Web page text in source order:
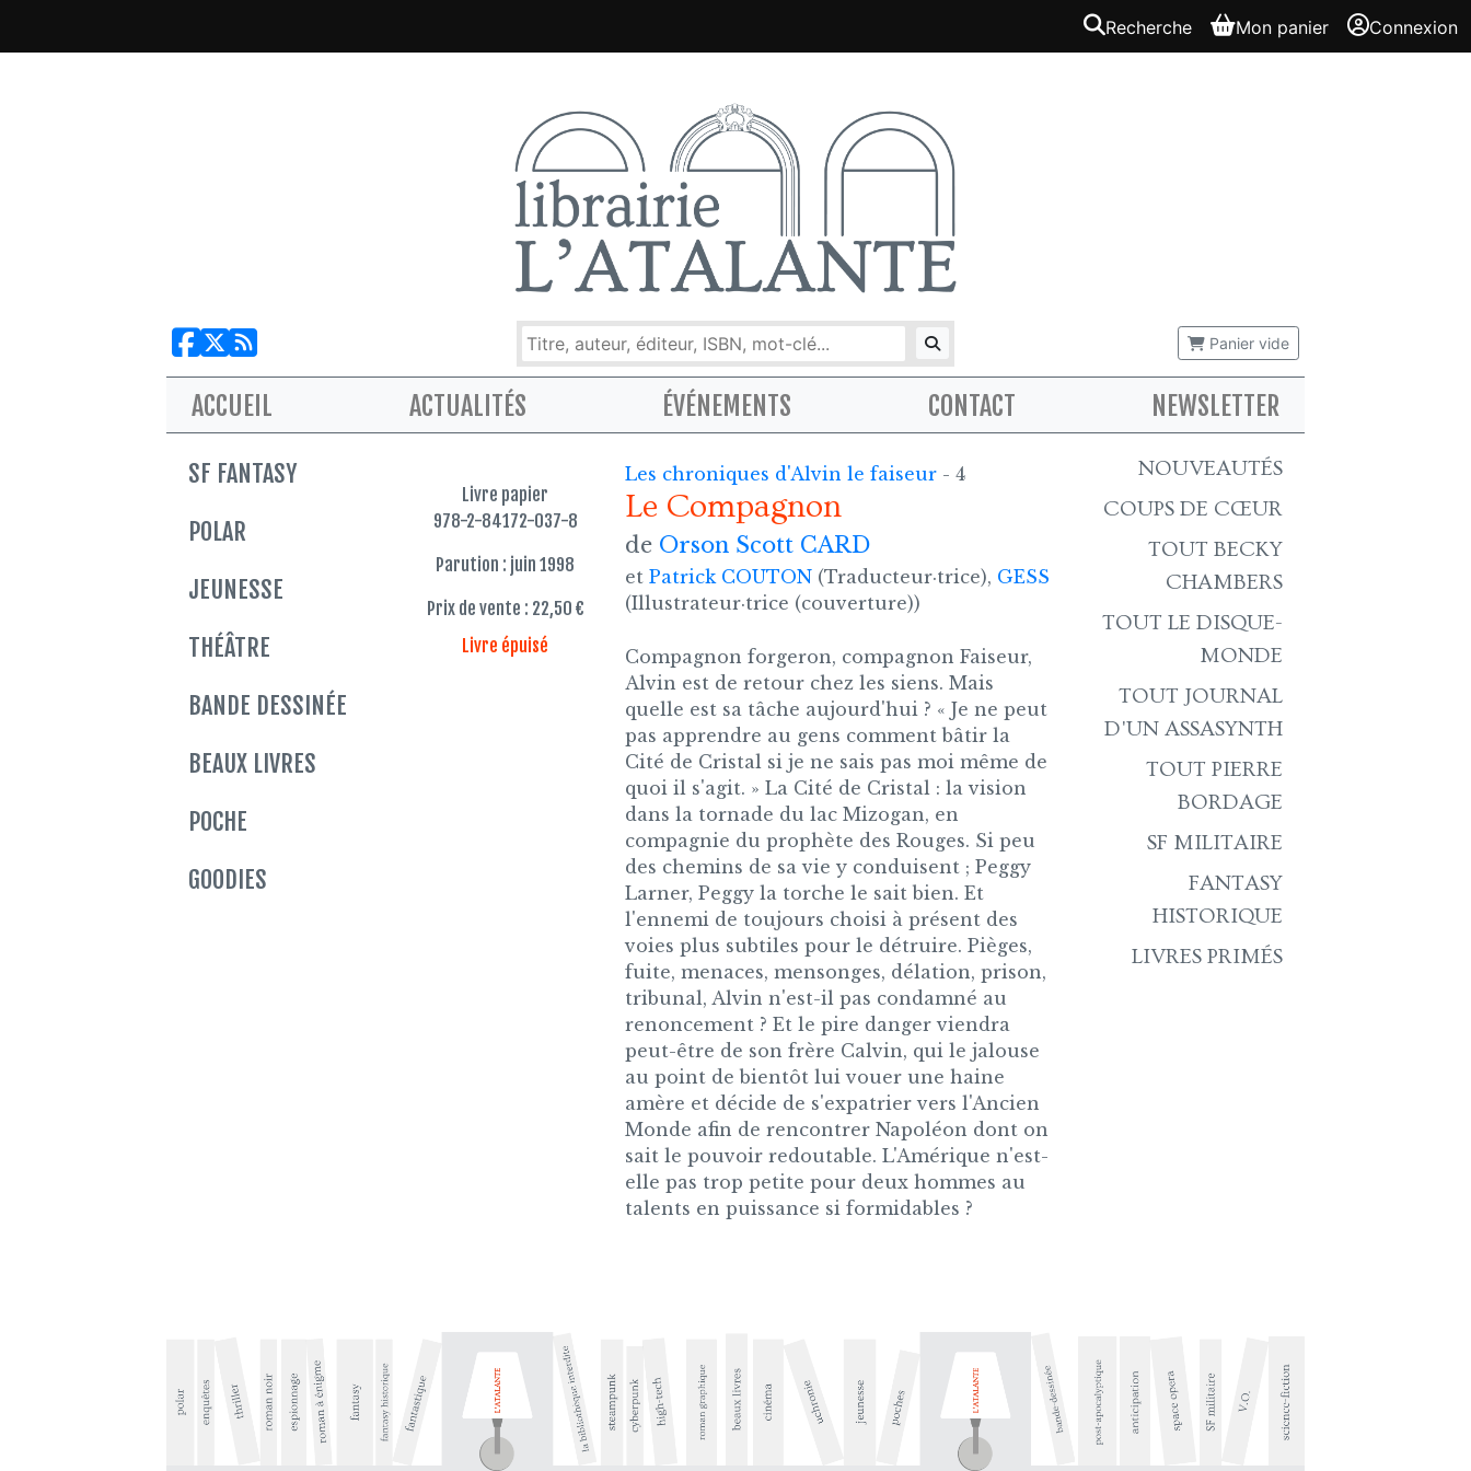
Recherche Mon panier Connexion
Panier vide
ACCUEIL ACTUALITÉS ÉVÉNEMENTS CONTACT NEWSLETTER
SF FANTASY
POLAR
JEUNESSE
THÉÂTRE
BANDE DESSINÉE
BEAUX LIVRES
POCHE
GOODIES
NOUVEAUTÉS
COUPS DE CŒUR
TOUT BECKY
CHAMBERS
TOUT LE DISQUE-
MONDE
TOUT JOURNAL
D'UN ASSASYNTH
TOUT PIERRE
BORDAGE
SF MILITAIRE
FANTASY
HISTORIQUE
LIVRES PRIMÉS
Livre papier
978-2-84172-037-8
Parution : juin 1998
Prix de vente : 22,50 €
Livre épuisé
Les chroniques d'Alvin le faiseur - 4
Le Compagnon
de Orson Scott CARD
et Patrick COUTON (Traducteur·trice), GESS
(Illustrateur·trice (couverture))
Compagnon forgeron, compagnon Faiseur,
Alvin est de retour chez les siens. Mais
quelle est sa tâche aujourd'hui ? « Je ne peut
pas apprendre au gens comment bâtir la
Cité de Cristal si je ne sais pas moi même de
quoi il s'agit. » La Cité de Cristal : la vision
dans la tornade du lac Mizogan, en
compagnie du prophète des Rouges. Si peu
des chemins de sa vie y conduisent ; Peggy
Larner, Peggy la torche le sait bien. Et
l'ennemi de toujours choisi à présent des
voies plus subtiles pour le détruire. Pièges,
fuite, menaces, mensonges, délation, prison,
tribunal, Alvin n'est-il pas condamné au
renoncement ? Et le pire danger viendra
peut-être de son frère Calvin, qui le jalouse
au point de bientôt lui vouer une haine
amère et décide de s'expatrier vers l'Ancien
Monde afin de rencontrer Napoléon dont on
sait le pouvoir redoutable. L'Amérique n'est-
elle pas trop petite pour deux hommes au
talents en puissance si formidables ?